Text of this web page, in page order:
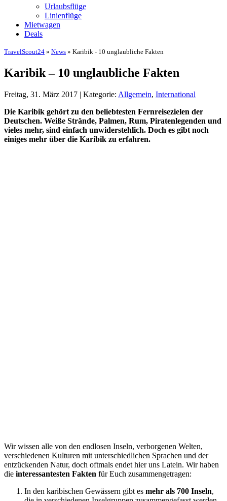
Urlaubsflüge
Linienflüge
Mietwagen
Deals
TravelScout24 » News » Karibik - 10 unglaubliche Fakten
Karibik – 10 unglaubliche Fakten
Freitag, 31. März 2017 | Kategorie: Allgemein, International
Die Karibik gehört zu den beliebtesten Fernreisezielen der
Deutschen. Weiße Strände, Palmen, Rum, Piratenlegenden und
vieles mehr, sind einfach unwiderstehlich. Doch es gibt noch
einiges mehr über die Karibik zu erfahren.
Wir wissen alle von den endlosen Inseln, verborgenen Welten,
verschiedenen Kulturen mit unterschiedlichen Sprachen und der
entzückenden Natur, doch oftmals endet hier uns Latein. Wir haben
die interessantesten Fakten für Euch zusammengetragen:
In den karibischen Gewässern gibt es mehr als 700 Inseln,